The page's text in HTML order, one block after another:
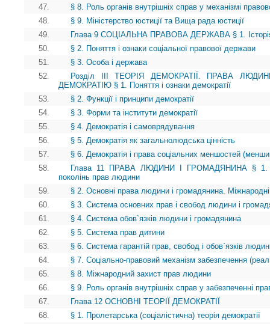
47.
§ 8. Роль органів внутрішніх справ у механізмі
48.
§ 9. Міністерство юстиції та Вища рада юстиції
49.
Глава 9 СОЦІАЛЬНА ПРАВОВА ДЕРЖАВА § 1. Історія
50.
§ 2. Поняття і ознаки соціальної правової держави
51.
§ 3. Особа і держава
52.
Розділ III ТЕОРІЯ ДЕМОКРАТІЇ. ПРАВА
ДЕМОКРАТІЮ § 1. Поняття і ознаки демократії
53.
§ 2. Функції і принципи демократії
54.
§ 3. Форми та інститути демократії
55.
§ 4. Демократія і самоврядування
56.
§ 5. Демократія як загальнолюдська цінність
57.
§ 6. Демократія і права соціальних меншостей
58.
Глава 11 ПРАВА ЛЮДИНИ І ГРОМАДЯНИНА § 1.
поколінь прав людини
59.
§ 2. Основні права людини і громадянина.
60.
§ 3. Система основних прав і свобод людини і
61.
§ 4. Система обов`язків людини і громадянина
62.
§ 5. Система прав дитини
63.
§ 6. Система гарантій прав, свобод і обов`язків
64.
§ 7. Соціально-правовий механізм забезпечення
65.
§ 8. Міжнародний захист прав людини
66.
§ 9. Роль органів внутрішніх справ у забезпеченні
67.
Глава 12 ОСНОВНІ ТЕОРІЇ ДЕМОКРАТІЇ
68.
§ 1. Пролетарська (соціалістична) теорія демократії